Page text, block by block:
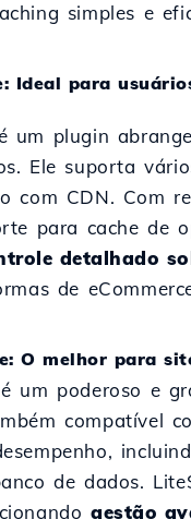
simples e
Ideal para
um plugin
Ele suporta
com CDN. Com
para cache de
detalhado
de
O melhor para
é um poderoso e
compatível
de dados.
gestão